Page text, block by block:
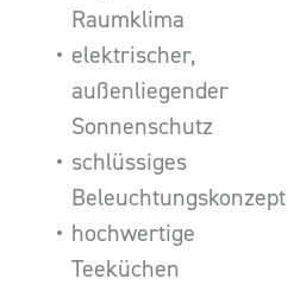
Raumklima
elektrischer,
außenliegender
Sonnenschutz
schlüssiges
Beleuchtungskonzept
hochwertige
Teeküchen